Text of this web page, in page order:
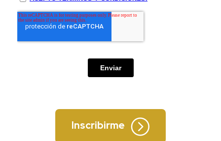
Inscribirme